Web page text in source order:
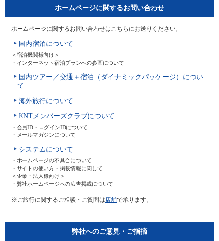
ホームページに関するお問い合わせ
ホームページに関するお問い合わせはこちらにお送りください。
国内宿泊について
＜宿泊機関様向け＞
・インターネット宿泊プランへの参画について
国内ツアー／交通＋宿泊（ダイナミックパッケージ）につい
て
海外旅行について
KNTメンバーズクラブについて
・会員ID・ログインIDについて
・メールマガジンについて
システムについて
・ホームページの不具合について
・サイトの使い方・掲載情報に関して
＜企業・法人様向け＞
・弊社ホームページへの広告掲載について
※ご旅行に関するご相談・ご質問は 店舗で承ります。
弊社へのご意見・ご指摘